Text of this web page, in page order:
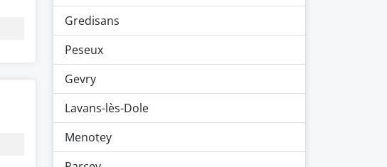
Gredisans
Peseux
Gevry
Lavans-lès-Dole
Menotey